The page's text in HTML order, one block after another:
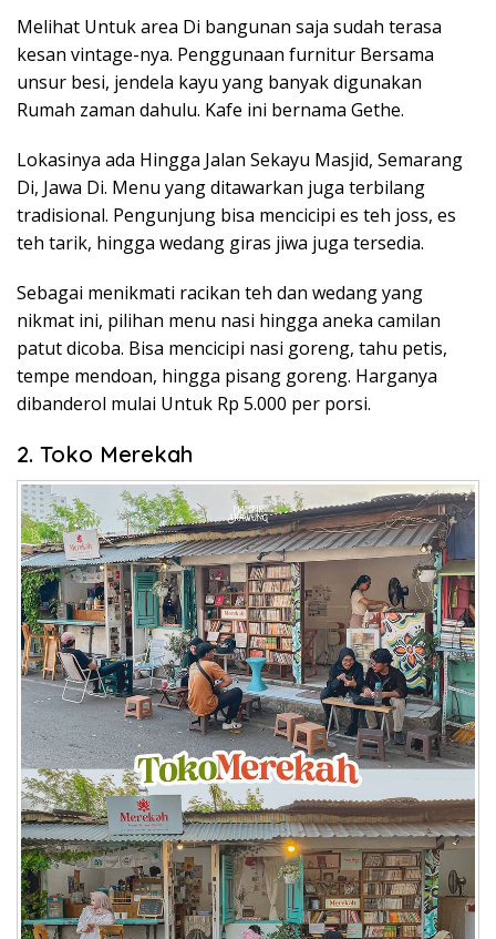
Melihat Untuk area Di bangunan saja sudah terasa
kesan vintage-nya. Penggunaan furnitur Bersama
unsur besi, jendela kayu yang banyak digunakan
Rumah zaman dahulu. Kafe ini bernama Gethe.
Lokasinya ada Hingga Jalan Sekayu Masjid, Semarang
Di, Jawa Di. Menu yang ditawarkan juga terbilang
tradisional. Pengunjung bisa mencicipi es teh joss, es
teh tarik, hingga wedang giras jiwa juga tersedia.
Sebagai menikmati racikan teh dan wedang yang
nikmat ini, pilihan menu nasi hingga aneka camilan
patut dicoba. Bisa mencicipi nasi goreng, tahu petis,
tempe mendoan, hingga pisang goreng. Harganya
dibanderol mulai Untuk Rp 5.000 per porsi.
2. Toko Merekah